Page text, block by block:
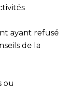
ayant refusé
de la
ou